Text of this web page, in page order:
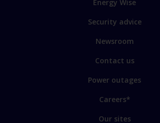
some
of
sites
Energy Wise
Security advice
Newsroom
Contact us
Power outages
Careers*
Our sites